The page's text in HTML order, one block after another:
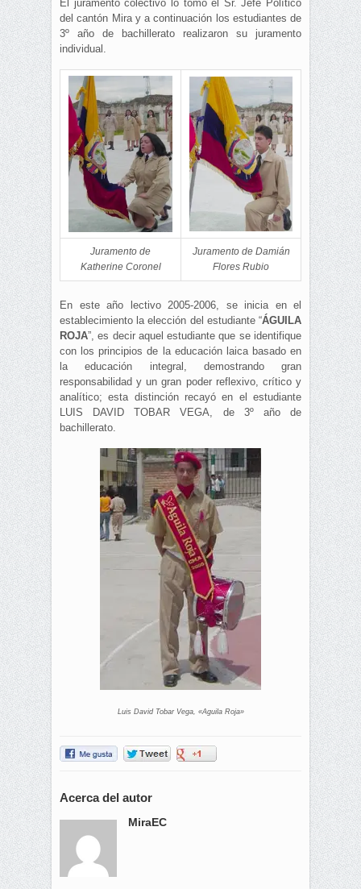
El juramento colectivo lo tomó el Sr. Jefe Político
del cantón Mira y a continuación los estudiantes de
3º año de bachillerato realizaron su juramento
individual.
Juramento de
Katherine Coronel
Juramento de Damián
Flores Rubio
En este año lectivo 2005-2006, se inicia en el
establecimiento la elección del estudiante “ÁGUILA
ROJA”, es decir aquel estudiante que se identifique
con los principios de la educación laica basado en
la educación integral, demostrando gran
responsabilidad y un gran poder reflexivo, crítico y
analítico; esta distinción recayó en el estudiante
LUIS DAVID TOBAR VEGA, de 3º año de
bachillerato.
Luis David Tobar Vega, «Aguila Roja»
Acerca del autor
MiraEC